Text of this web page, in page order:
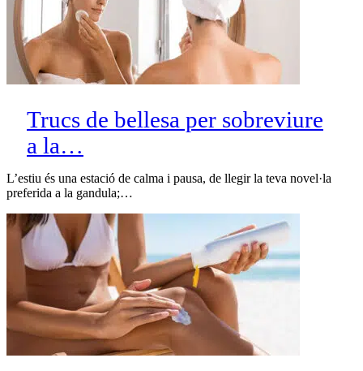
Trucs de bellesa per sobreviure
a la…
L’estiu és una estació de calma i pausa, de llegir la teva novel·la
preferida a la gandula;…